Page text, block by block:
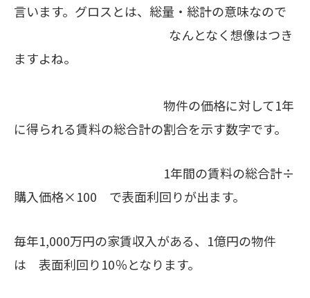
言います。グロスとは、総量・総計の意味なので
なんとなく想像はつき
ますよね。
物件の価格に対して1年
に得られる賃料の総合計の割合を示す数字です。
1年間の賃料の総合計÷
購入価格×100 で表面利回りが出ます。
毎年1,000万円の家賃収入がある、1億円の物件
は 表面利回り10％となります。